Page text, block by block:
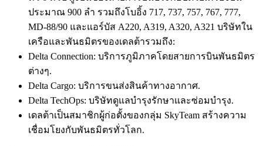
ประมาณ 900 ลำ รวมถึงโบอิ้ง 717, 737, 757, 767, 777,
MD-88/90 และแอร์บัส A220, A319, A320, A321 บริษัทใน
เครือและพันธมิตรของเดลต้ารวมถึง:
Delta Connection: บริการภูมิภาคโดยสายการบินพันธมิตร
ต่างๆ.
Delta Cargo: บริการขนส่งสินค้าทางอากาศ.
Delta TechOps: บริษัทดูแลบำรุงรักษาและซ่อมบำรุง.
เดลต้าเป็นสมาชิกผู้ก่อตั้งของกลุ่ม SkyTeam สร้างความ
เชื่อมโยงกับพันธมิตรทั่วโลก.